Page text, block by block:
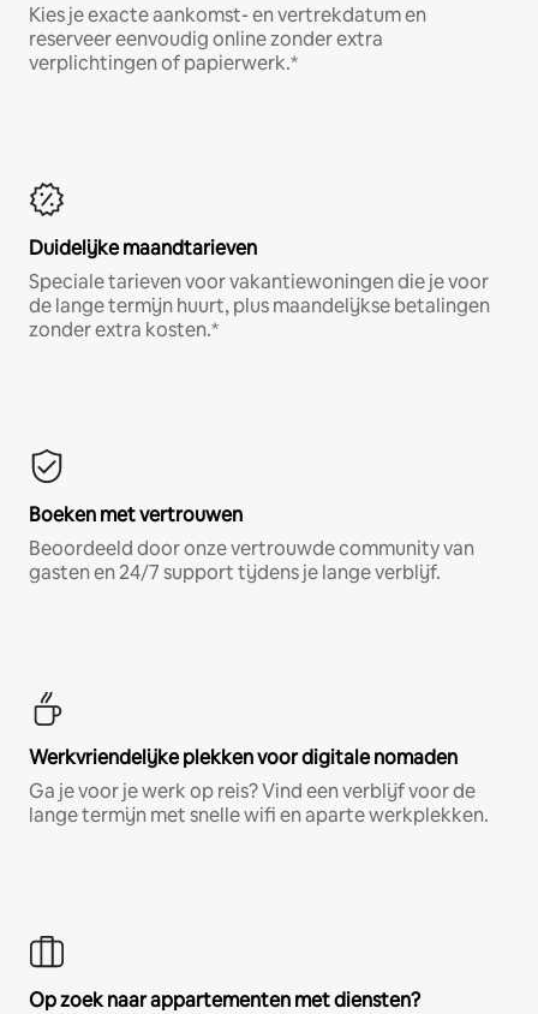
Kies je exacte aankomst- en vertrekdatum en
reserveer eenvoudig online zonder extra
verplichtingen of papierwerk.*
Duidelijke maandtarieven
Speciale tarieven voor vakantiewoningen die je voor
de lange termijn huurt, plus maandelijkse betalingen
zonder extra kosten.*
Boeken met vertrouwen
Beoordeeld door onze vertrouwde community van
gasten en 24/7 support tijdens je lange verblijf.
Werkvriendelijke plekken voor digitale nomaden
Ga je voor je werk op reis? Vind een verblijf voor de
lange termijn met snelle wifi en aparte werkplekken.
Op zoek naar appartementen met diensten?